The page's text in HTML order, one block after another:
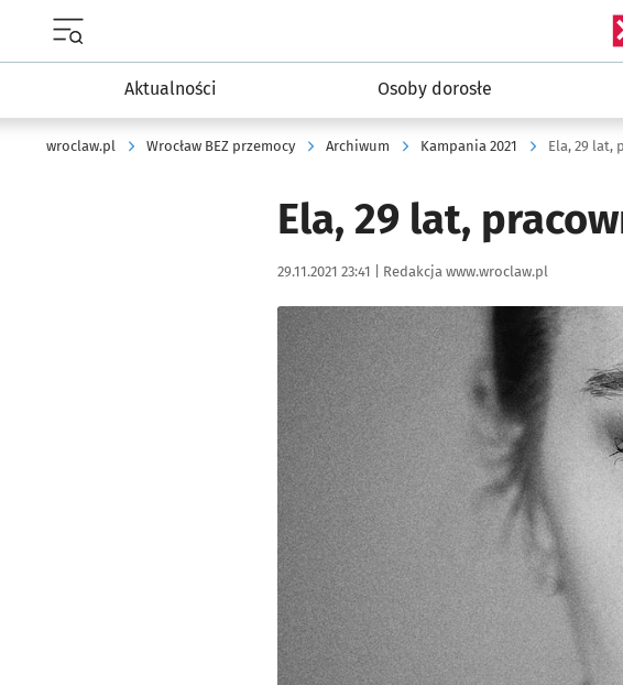
Aktualności Osoby dorosłe
wroclaw.pl Wrocław BEZ przemocy Archiwum Kampania 2021 Ela, 29 lat,
Ela, 29 lat,
Data publikacji:
29.11.2021 23:41 | Autor:
Redakcja www.wroclaw.pl
Kliknij, aby powiększyć